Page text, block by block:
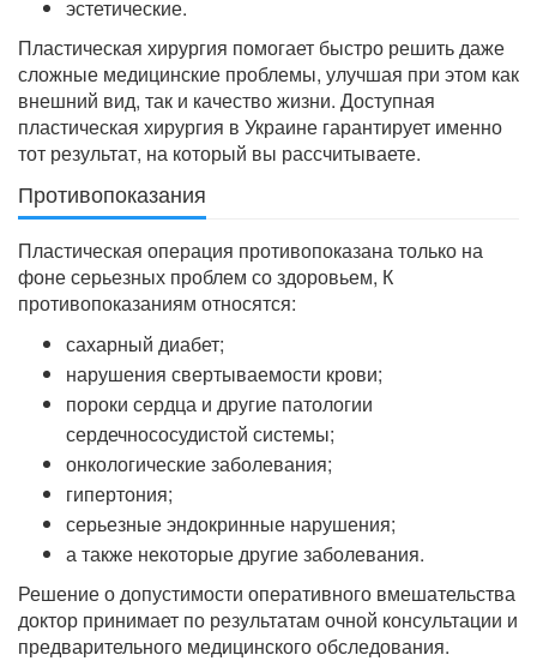
эстетические.
Пластическая хирургия помогает быстро решить даже
сложные медицинские проблемы, улучшая при этом как
внешний вид, так и качество жизни. Доступная
пластическая хирургия в Украине гарантирует именно
тот результат, на который вы рассчитываете.
Противопоказания
Пластическая операция противопоказана только на
фоне серьезных проблем со здоровьем, К
противопоказаниям относятся:
сахарный диабет;
нарушения свертываемости крови;
пороки сердца и другие патологии
сердечнососудистой системы;
онкологические заболевания;
гипертония;
серьезные эндокринные нарушения;
а также некоторые другие заболевания.
Решение о допустимости оперативного вмешательства
доктор принимает по результатам очной консультации и
предварительного медицинского обследования.